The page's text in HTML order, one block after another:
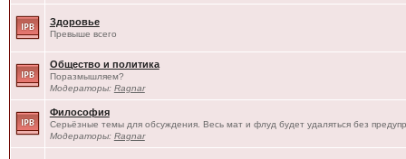
Здоровье
Превыше всего
Общество и политика
Поразмышляем?
Модераторы: Ragnar
Философия
Серьёзные темы для обсуждения. Весь мат и флуд будет удаляться без
Модераторы: Ragnar